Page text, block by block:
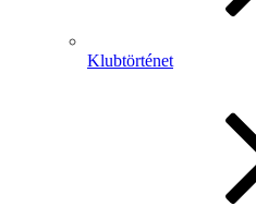
Klubtörténet